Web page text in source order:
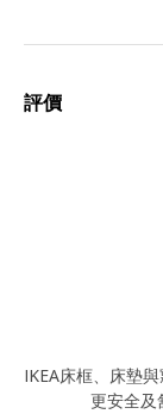
評價
IKEA床框、床墊
更安全及